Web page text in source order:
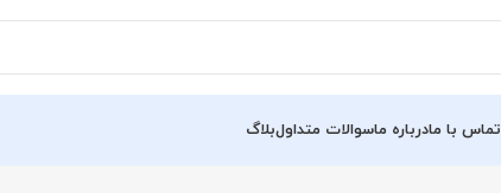
تماس با مادرباره ماسوالات متداولبلاگ